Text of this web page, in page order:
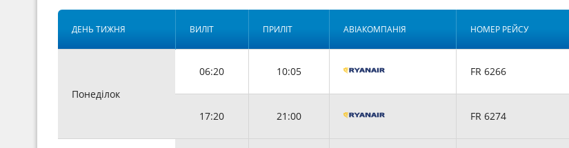
ДЕНЬ ТИЖНЯ ВИЛІТ ПРИЛІТ АВІАКОМПАНІЯ НОМЕР РЕЙСУ
Понеділок
06:20 10:05 FR 6266
17:20 21:00 FR 6274